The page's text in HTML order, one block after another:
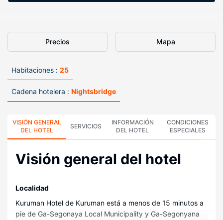
Precios Mapa
Habitaciones : 25
Cadena hotelera : Nightsbridge
VISIÓN GENERAL
DEL HOTEL
SERVICIOS
INFORMACIÓN
DEL HOTEL
CONDICIONES
ESPECIALES
Visión general del hotel
Localidad
Kuruman Hotel de Kuruman está a menos de 15 minutos a
pie de Ga-Segonaya Local Municipality y Ga-Segonyana